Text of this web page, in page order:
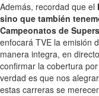
Además, recordad que el
sino que también
Campeonatos de
enfocará TVE la emisión
manera integra, en
confirmar la cobertura
verdad es que nos
estas carreras se